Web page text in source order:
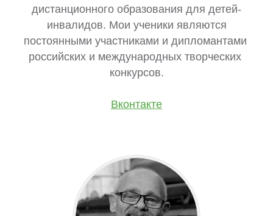
дистанционного образования для детей-
инвалидов. Мои ученики являются
постоянными участниками и дипломантами
российских и международных творческих
конкурсов.
Вконтакте